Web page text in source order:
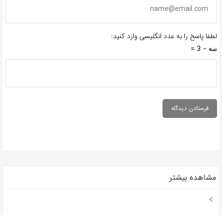
لطفا پاسخ را به عدد انگلیسی وارد کنید:
سه − 3 =
مشاهده بیشتر